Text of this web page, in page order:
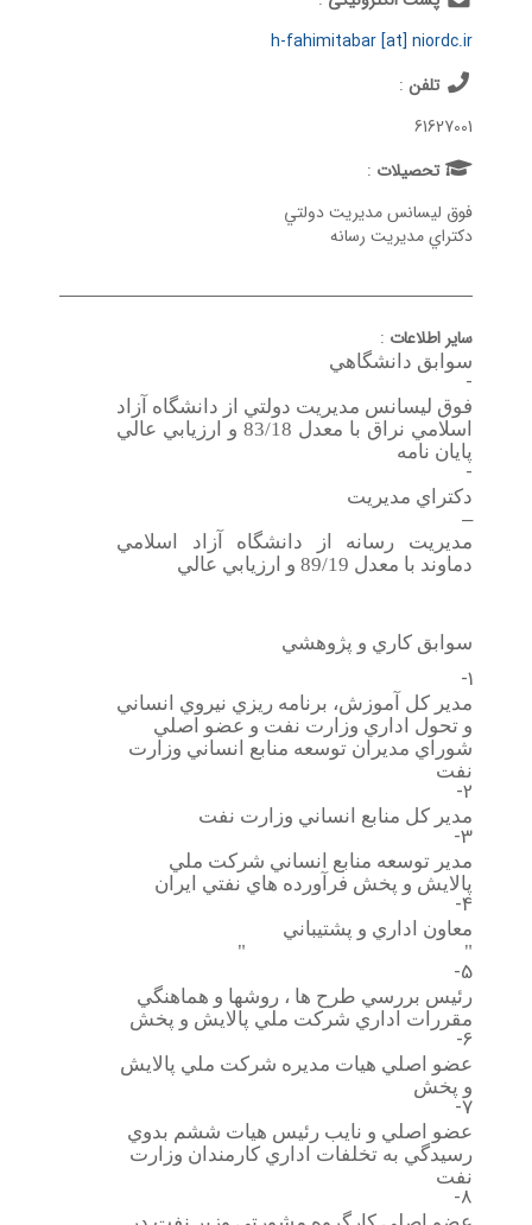
h-fahimitabar [at] niordc.ir
تلفن :
61627001
تحصيلات :
فوق ليسانس مديريت دولتي
دكتراي مديريت رسانه
سایر اطلاعات :
سوابق دانشگاهي
-
فوق ليسانس مديريت دولتي از دانشگاه آزاد
اسلامي نراق با معدل 83/18 و ارزيابي عالي
پايان نامه
-
دكتراي مديريت
–
مديريت رسانه از دانشگاه آزاد اسلامي
دماوند با معدل 89/19 و ارزيابي عالي
سوابق كاري و پژوهشي
1-
مدير كل آموزش، برنامه ريزي نيروي انساني
و تحول اداري وزارت نفت و عضو اصلي
شوراي مديران توسعه منابع انساني وزارت
نفت
2-
مدير كل منابع انساني وزارت نفت
3-
مدير توسعه منابع انساني شركت ملي
پالايش و پخش فرآورده هاي نفتي ايران
4-
معاون اداري و پشتيباني
" "
5-
رئيس بررسي طرح ها ، روشها و هماهنگي
مقررات اداري شركت ملي پالايش و پخش
6-
عضو اصلي هيات مديره شركت ملي پالايش
و پخش
7-
عضو اصلي و نايب رئيس هيات ششم بدوي
رسيدگي به تخلفات اداري كارمندان وزارت
نفت
8-